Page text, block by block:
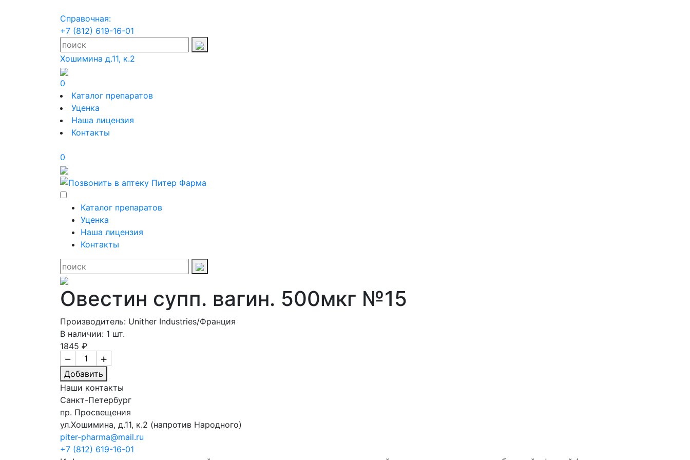
Справочная:
+7 (812) 619-16-01
Хошимина д.11, к.2
0
Каталог препаратов
Уценка
Наша лицензия
Контакты
0
Каталог препаратов
Уценка
Наша лицензия
Контакты
Овестин супп. вагин. 500мкг №15
Производитель: Unither Industries/Франция
В наличии: 1 шт.
1845 ₽
+
−
Добавить
Наши контакты
Санкт-Петербург
пр. Просвещения
ул.Хошимина, д.11, к.2 (напротив Народного)
piter-pharma@mail.ru
+7 (812) 619-16-01